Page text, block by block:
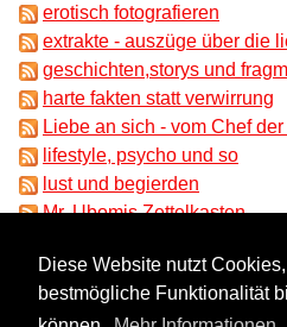
Diese Website nutzt
bestmögliche Funktionalität
erotisch fotografieren
extrakte - auszüge über die
geschichten,storys und
harte fakten statt verwirrung
Liebe an sich - vom Chef
lifestyle, psycho und so
lust und begierden
Mr. Ubomis Zettelkasten
ungeklärtes und
unser liebesrat